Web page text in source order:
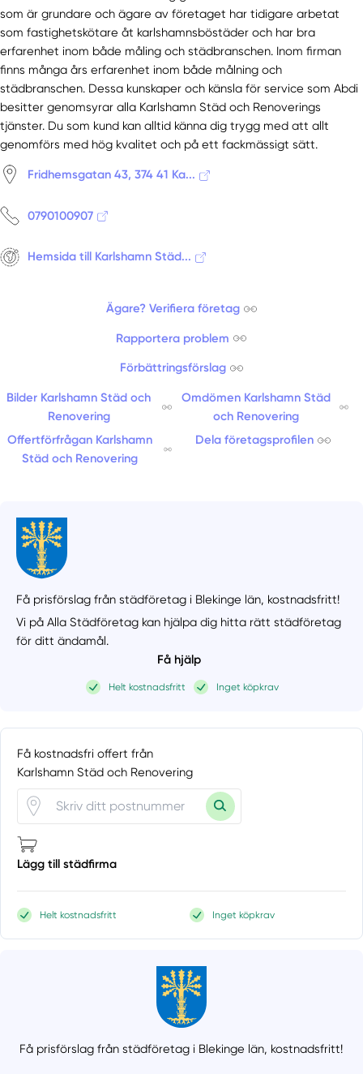
som är grundare och ägare av företaget har tidigare arbetat
som fastighetskötare åt karlshamnsböstäder och har bra
erfarenhet inom både måling och städbranschen. Inom firman
finns många års erfarenhet inom både målning och
städbranschen. Dessa kunskaper och känsla för service som Abdi
besitter genomsyrar alla Karlshamn Städ och Renoverings
tjänster. Du som kund kan alltid känna dig trygg med att allt
genomförs med hög kvalitet och på ett fackmässigt sätt.
Fridhemsgatan 43, 374 41 Ka...
0790100907
Hemsida till Karlshamn Städ...
Ägare? Verifiera företag
Rapportera problem
Förbättringsförslag
Bilder Karlshamn Städ och
Renovering
Omdömen Karlshamn Städ
och Renovering
Offertförfrågan Karlshamn
Städ och Renovering
Dela företagsprofilen
Få prisförslag från städföretag i Blekinge län, kostnadsfritt!
Vi på Alla Städföretag kan hjälpa dig hitta rätt städföretag
för ditt ändamål.
Få hjälp
Helt kostnadsfritt Inget köpkrav
Få kostnadsfri offert från
Karlshamn Städ och Renovering
Lägg till städfirma
Helt kostnadsfritt Inget köpkrav
Få prisförslag från städföretag i Blekinge län, kostnadsfritt!